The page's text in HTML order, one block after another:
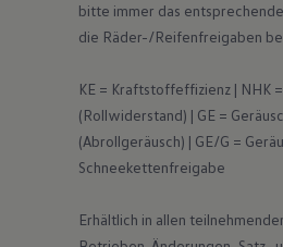
bitte immer das
die Räder-/Reifenfreigaben
KE = Kraftstoffeffizienz | NHK
(Rollwiderstand) | GE =
(Abrollgeräusch) | GE/G =
Schneekettenfreigabe
Erhältlich in allen